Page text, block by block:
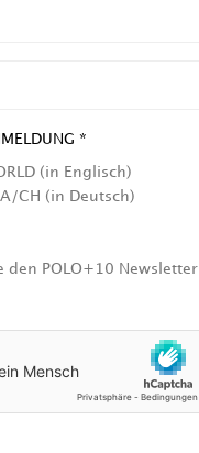
*
(in Englisch)
CH (in Deutsch)
den POLO+10 Newsletter